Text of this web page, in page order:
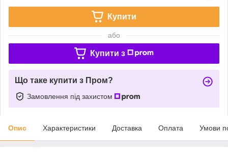
Купити
або
Купити з
Що таке купити з Пром?
Замовлення під захистом
Опис Характеристики Доставка Оплата Умови